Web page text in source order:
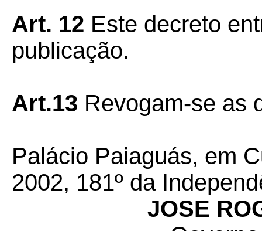
Art. 12 Este decreto
publicação.
Art.13 Revogam-se as
Palácio Paiaguás, em
2002, 181º da
JOSE